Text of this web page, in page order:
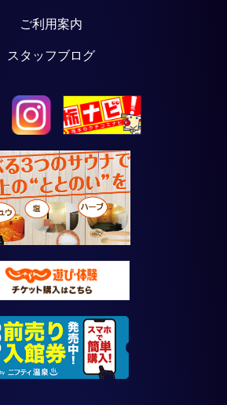
ご利用案内
スタッフブログ